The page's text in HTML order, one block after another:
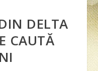
DELTA
CAUTĂ